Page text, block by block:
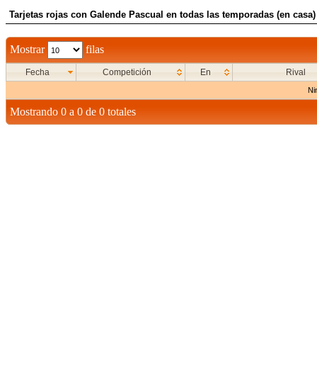
Tarjetas rojas con Galende Pascual en todas las temporadas (en casa)
Mostrar filas
Fecha Competición En Rival
Mostrando 0 a 0 de 0 totales